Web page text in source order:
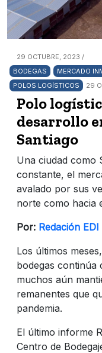
29 OCTUBRE, 2023 /
BODEGAS
MERCADO
POLOS LOGÍSTICOS
29
Polo
desarrollo
Santiago
Una ciudad como
constante, el
avalado por sus
norte como hacia
Por: Redación EDI
Los últimos
bodegas continúa
muchos aún
remanentes que
pandemia.
El último informe
Centro de